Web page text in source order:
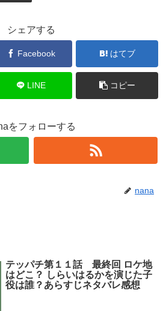
シェアする
Facebook はてブ
LINE コピー
をフォローする
nana
テッパチ第１１話 最終回 ロケ地
はどこ？ しらいはるかを演じた子
役は誰？あらすじネタバレ感想